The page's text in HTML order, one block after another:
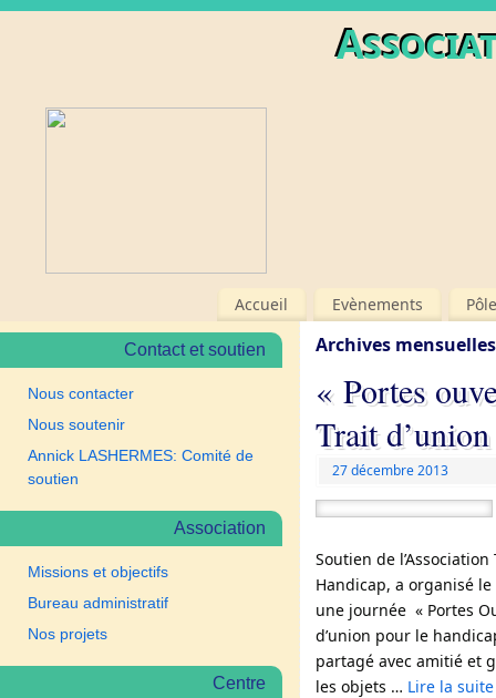
Accueil Evènements
Archives
« Portes
Trait d’union
27 décembre 2013
Soutien de
Handicap, a organisé
une journée « Portes
d’union pour le
partagé avec amitié et
les objets … Lire la
Contact et soutien
Nous contacter
Nous soutenir
Annick LASHERMES: Comité de
soutien
Association
Missions et objectifs
Bureau administratif
Nos projets
Centre